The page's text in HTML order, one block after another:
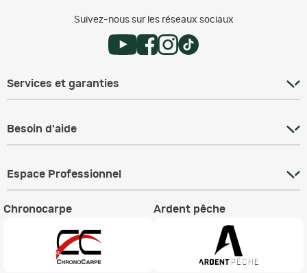
Suivez-nous sur les réseaux sociaux
Services et garanties
Besoin d'aide
Espace Professionnel
Chronocarpe Ardent pêche